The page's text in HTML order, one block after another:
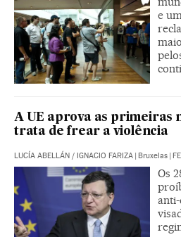
e
A UE aprova as primeiras
trata de frear a violência
LUCÍA ABELLÁN / IGNACIO FARIZA | Bruxelas |
Os